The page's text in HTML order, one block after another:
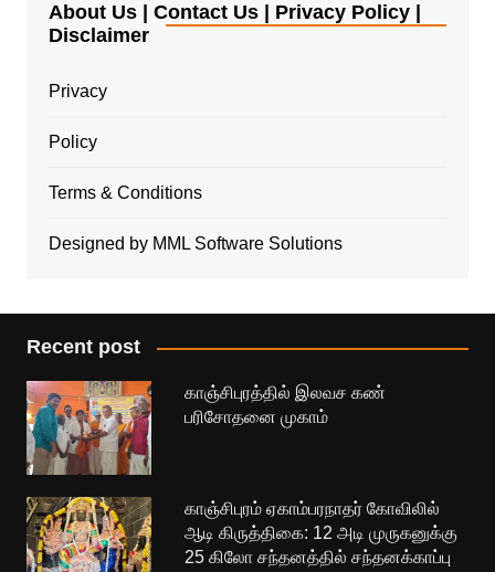
About Us | Contact Us | Privacy Policy |
Disclaimer
Privacy
Policy
Terms & Conditions
Designed by MML Software Solutions
Recent post
காஞ்சிபுரத்தில் இலவச கண்
பரிசோதனை முகாம்
காஞ்சிபுரம் ஏகாம்பரநாதர் கோவிலில்
ஆடி கிருத்திகை: 12 அடி முருகனுக்கு
25 கிலோ சந்தனத்தில் சந்தனக்காப்பு